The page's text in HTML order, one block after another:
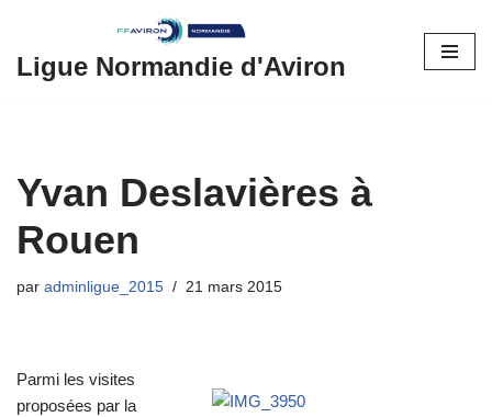
Aller
Ligue Normandie d'Aviron
Yvan Deslavières à
Rouen
par adminligue_2015 21 mars 2015
Parmi les visites
proposées par la